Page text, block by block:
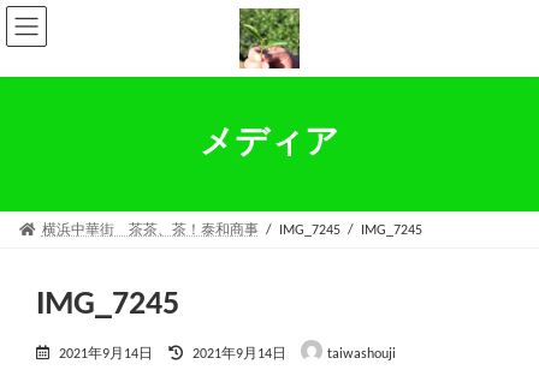
コ
ン
ン
プ
ナ
ビ
ー
動
メディア
横浜中華街 茶茶、茶！泰和商事 IMG_7245 IMG_7245
IMG_7245
2021年9月14日
最
2021年9月14日 taiwashouji